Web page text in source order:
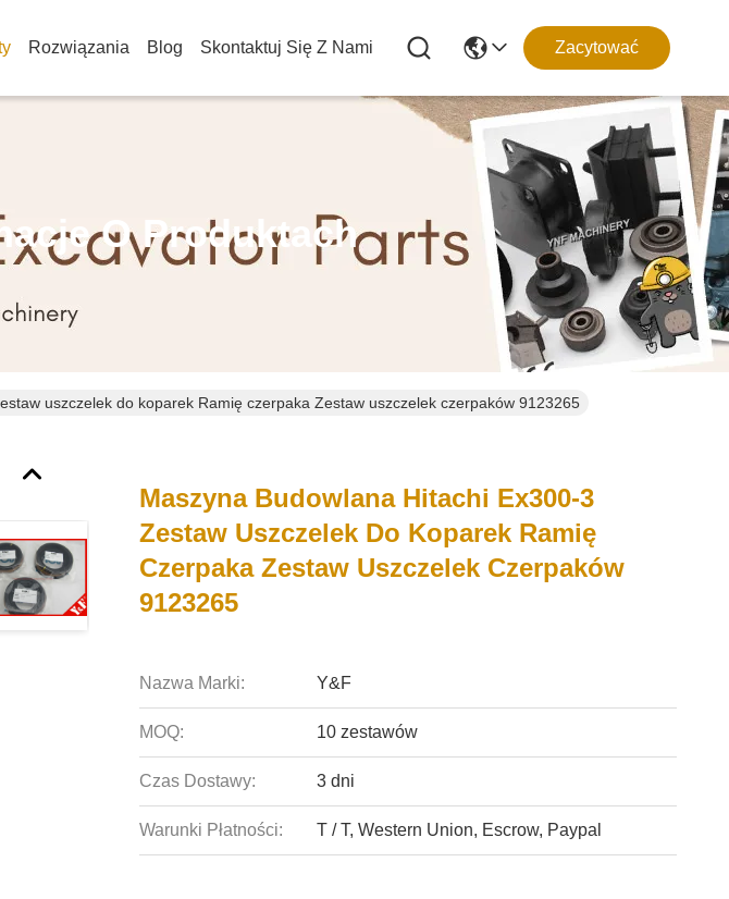
Rozwiązania Blog Skontaktuj Się Z Nami Zacytować
O Produktach
uszczelek do koparek Ramię czerpaka Zestaw uszczelek czerpaków 9123265
Maszyna Budowlana Hitachi Ex300-3
Zestaw Uszczelek Do Koparek Ramię
Czerpaka Zestaw Uszczelek Czerpaków
9123265
Nazwa Marki: Y&F
MOQ: 10 zestawów
Czas Dostawy: 3 dni
Warunki Płatności: T / T, Western Union, Escrow, Paypal